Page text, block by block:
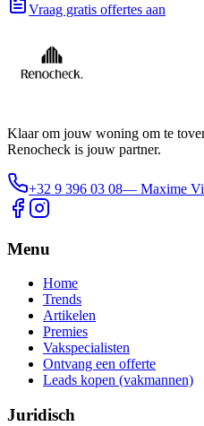
Vraag gratis offertes aan
Klaar om jouw woning om te
Renocheck is jouw partner.
+32 9 396 03 08— Maxime
Menu
Home
Trends
Artikelen
Premies
Vakspecialisten
Ontvang een offerte
Leads kopen (vakmannen)
Juridisch